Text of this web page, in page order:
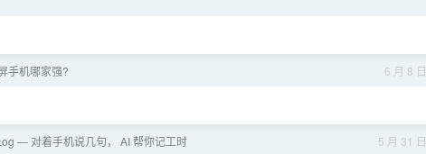
6 月 8 日
手机哪家强?
5 月 31 日
— 对着手机说几句， AI 帮你记工时